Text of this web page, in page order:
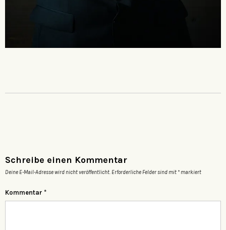
Schreibe einen Kommentar
Deine E-Mail-Adresse wird nicht veröffentlicht. Erforderliche Felder sind mit * markiert
Kommentar *